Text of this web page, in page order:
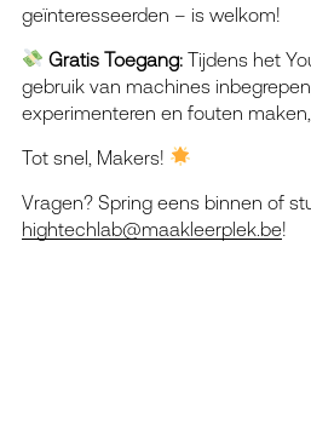
geïnteresseerden – is welkom!
Gratis Toegang: Tijdens het
gebruik van machines
experimenteren en fouten
Tot snel, Makers!
Vragen? Spring eens binnen of
hightechlab@maakleerplek.be!